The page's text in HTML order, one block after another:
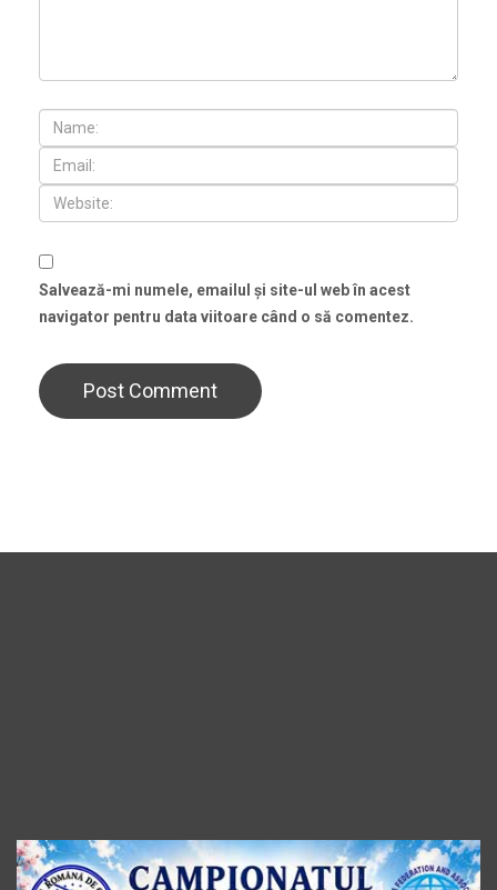
Salvează-mi numele, emailul și site-ul web în acest
navigator pentru data viitoare când o să comentez.